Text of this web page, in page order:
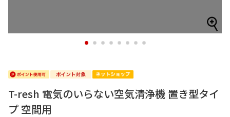
1 2 3 4 5 6 7 8
T-resh 電気のいらない空気清浄機 置き型タイ
プ 空間用